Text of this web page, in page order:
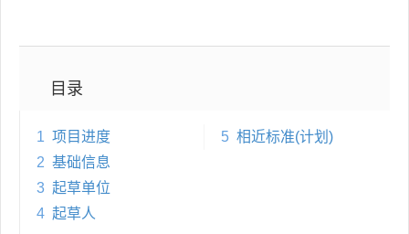
目录
1 项目进度
2 基础信息
3 起草单位
4 起草人
5 相近标准(计划)